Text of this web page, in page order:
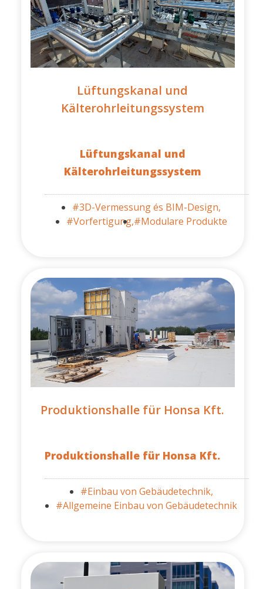
Lüftungskanal und
Kälterohrleitungssystem
Lüftungskanal und
Kälterohrleitungssystem
#3D-Vermessung és BIM-Design,
#Vorfertigung,#Modulare Produkte
Produktionshalle für Honsa Kft.
Produktionshalle für Honsa Kft.
#Einbau von Gebäudetechnik,
#Allgemeine Einbau von Gebäudetechnik